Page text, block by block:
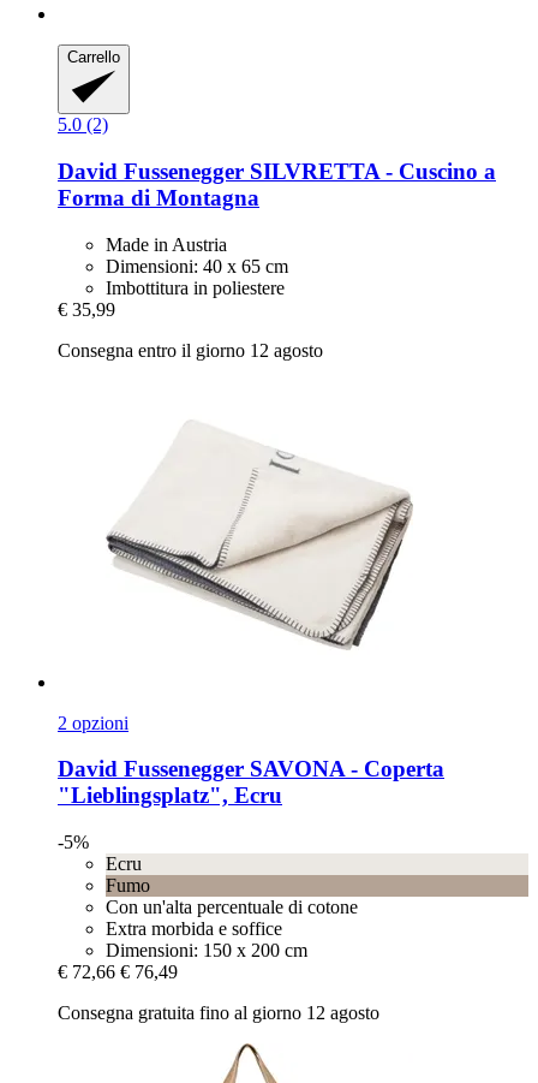
Carrello
5.0 (2)
David Fussenegger SILVRETTA -​ Cuscino a
Forma di Montagna
Made in Austria
Dimensioni: 40 x 65 cm
Imbottitura in poliestere
€ 35,99
Consegna entro il giorno 12 agosto
2 opzioni
David Fussenegger SAVONA -​ Coperta
"Lieblingsplatz", Ecru
-5%
Ecru
Fumo
Con un'alta percentuale di cotone
Extra morbida e soffice
Dimensioni: 150 x 200 cm
€ 72,66 € 76,49
Consegna gratuita fino al giorno 12 agosto